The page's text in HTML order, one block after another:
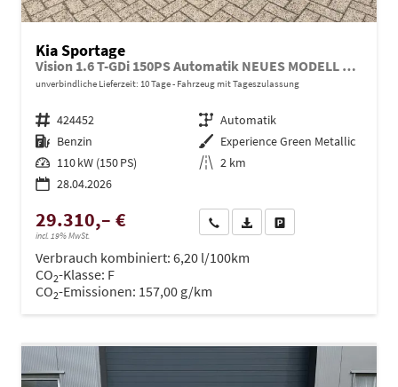
Kia Sportage
Vision 1.6 T-GDi 150PS Automatik NEUES MODELL MY26 FACELIFT Sitzheizung Lenkradheizung Klimaautomatik Navi Bluetooth Touchscreen Apple CarPlay Android Auto PDC v+h 17"LM Rückf.Kamera ACC 2x Keyless
unverbindliche Lieferzeit: 10 Tage Fahrzeug mit Tageszulassung
Fahrzeugnr. 424452 Getriebe Automatik
Kraftstoff Benzin Außenfarbe Experience Green Metallic
Leistung 110 kW (150 PS) Kilometerstand 2 km
28.04.2026
29.310,– €
incl. 19% MwSt.
Wir rufen Sie anPDF-Datei, Fahrzeugexposé
Verbrauch kombiniert: 6,20 l/100km
CO2-Klasse: F
CO2-Emissionen: 157,00 g/km